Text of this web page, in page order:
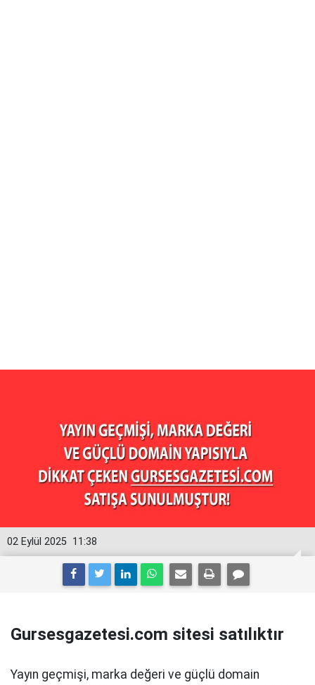
11:38
02 Eylül 2025
Gursesgazetesi.com sitesi satılıktır
Yayın geçmişi, marka değeri ve güçlü domain